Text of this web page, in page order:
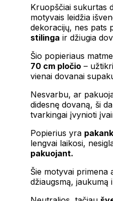
Kruopščiai sukurtas
motyvais leidžia
dekoracijų, nes pats
stilinga ir džiugia
Šio popieriaus
70 cm pločio–
vienai dovanai
Nesvarbu, ar
didesnę dovaną, ši
tvarkingai įvynioti
Popierius yra
lengvai laikosi,
pakuojant.
Šie motyvai primena
džiaugsmą, jaukumą